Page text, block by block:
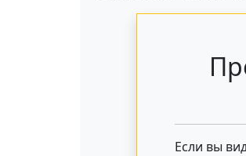
Если вы